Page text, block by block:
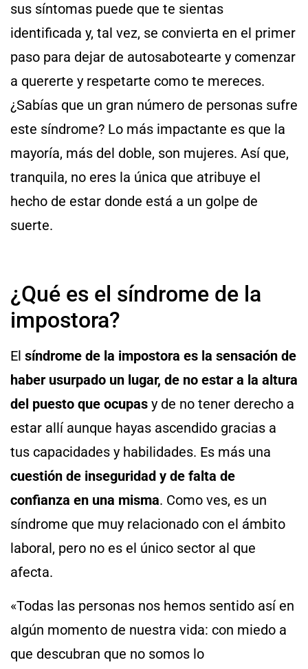
sus síntomas puede que te sientas
identificada y, tal vez, se convierta en el primer
paso para dejar de autosabotearte y comenzar
a quererte y respetarte como te mereces.
¿Sabías que un gran número de personas sufre
este síndrome? Lo más impactante es que la
mayoría, más del doble, son mujeres. Así que,
tranquila, no eres la única que atribuye el
hecho de estar donde está a un golpe de
suerte.
¿Qué es el síndrome de la
impostora?
El síndrome de la impostora es la sensación de
haber usurpado un lugar, de no estar a la altura
del puesto que ocupas y de no tener derecho a
estar allí aunque hayas ascendido gracias a
tus capacidades y habilidades. Es más una
cuestión de inseguridad y de falta de
confianza en una misma. Como ves, es un
síndrome que muy relacionado con el ámbito
laboral, pero no es el único sector al que
afecta.
«Todas las personas nos hemos sentido así en
algún momento de nuestra vida: con miedo a
que descubran que no somos lo